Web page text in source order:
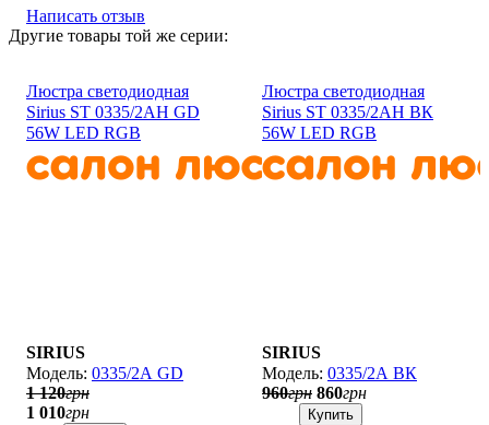
Написать отзыв
Другие товары той же серии:
Люстра светодиодная
Sirius ST 0335/2АH GD
56W LED RGB
SIRIUS
0335/2А GD
1 120грн
1 010грн
Люстра светодиодная
Sirius ST 0335/2АH ВК
56W LED RGB
SIRIUS
0335/2А ВК
960грн 860грн
Купить